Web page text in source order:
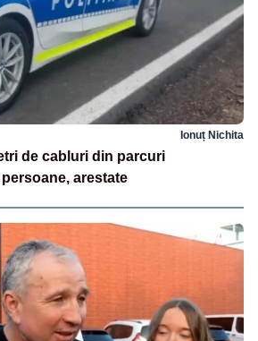
Ionuț Nichita
de cabluri din parcuri
arestate